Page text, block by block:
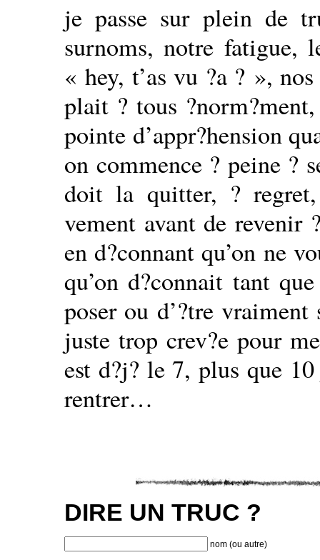
je passe sur plein de
surnoms, notre fatigue,
« hey, t’as vu ?a ? »,
plait ? tous
pointe d’appr?hension
on commence ? peine ?
doit la quitter, ?
vement avant de revenir
en d?connant qu’on ne
qu’on d?connait tant
poser ou d’?tre
juste trop crev?e pour
est d?j? le 7, plus que
rentrer…
DIRE UN TRUC ?
nom (ou autre)